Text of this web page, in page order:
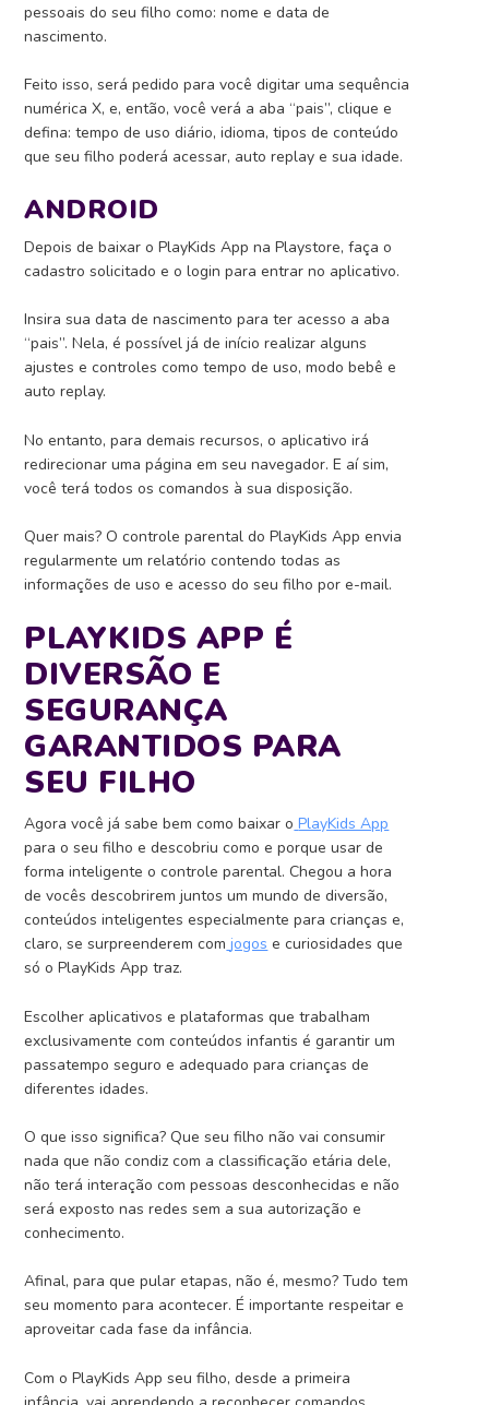
pessoais do seu filho como: nome e data de
nascimento.
Feito isso, será pedido para você digitar uma sequência
numérica X, e, então, você verá a aba “pais”, clique e
defina: tempo de uso diário, idioma, tipos de conteúdo
que seu filho poderá acessar, auto replay e sua idade.
ANDROID
Depois de baixar o PlayKids App na Playstore, faça o
cadastro solicitado e o login para entrar no aplicativo.
Insira sua data de nascimento para ter acesso a aba
“pais”. Nela, é possível já de início realizar alguns
ajustes e controles como tempo de uso, modo bebê e
auto replay.
No entanto, para demais recursos, o aplicativo irá
redirecionar uma página em seu navegador. E aí sim,
você terá todos os comandos à sua disposição.
Quer mais? O controle parental do PlayKids App envia
regularmente um relatório contendo todas as
informações de uso e acesso do seu filho por e-mail.
PLAYKIDS APP É
DIVERSÃO E
SEGURANÇA
GARANTIDOS PARA
SEU FILHO
Agora você já sabe bem como baixar o PlayKids App
para o seu filho e descobriu como e porque usar de
forma inteligente o controle parental. Chegou a hora
de vocês descobrirem juntos um mundo de diversão,
conteúdos inteligentes especialmente para crianças e,
claro, se surpreenderem com jogos e curiosidades que
só o PlayKids App traz.
Escolher aplicativos e plataformas que trabalham
exclusivamente com conteúdos infantis é garantir um
passatempo seguro e adequado para crianças de
diferentes idades.
O que isso significa? Que seu filho não vai consumir
nada que não condiz com a classificação etária dele,
não terá interação com pessoas desconhecidas e não
será exposto nas redes sem a sua autorização e
conhecimento.
Afinal, para que pular etapas, não é, mesmo? Tudo tem
seu momento para acontecer. É importante respeitar e
aproveitar cada fase da infância.
Com o PlayKids App seu filho, desde a primeira